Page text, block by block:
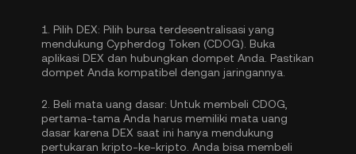
1. Pilih DEX: Pilih bursa terdesentralisasi yang
mendukung Cypherdog Token (CDOG). Buka
aplikasi DEX dan hubungkan dompet Anda. Pastikan
dompet Anda kompatibel dengan jaringannya.
2. Beli mata uang dasar: Untuk membeli CDOG,
pertama-tama Anda harus memiliki mata uang
dasar karena DEX saat ini hanya mendukung
pertukaran kripto-ke-kripto. Anda bisa membeli